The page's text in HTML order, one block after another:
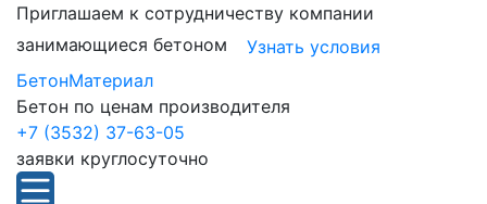
Приглашаем к сотрудничеству компании
занимающиеся бетоном
Узнать условия
БетонМатериал
Бетон по ценам производителя
+7 (3532) 37-63-05
заявки круглосуточно